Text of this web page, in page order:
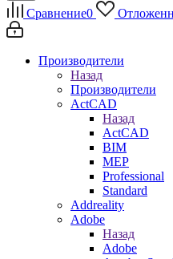
Сравнение0
Производители
Назад
Производители
ActCAD
Назад
ActCAD
BIM
MEP
Professional
Standard
Addreality
Adobe
Назад
Adobe